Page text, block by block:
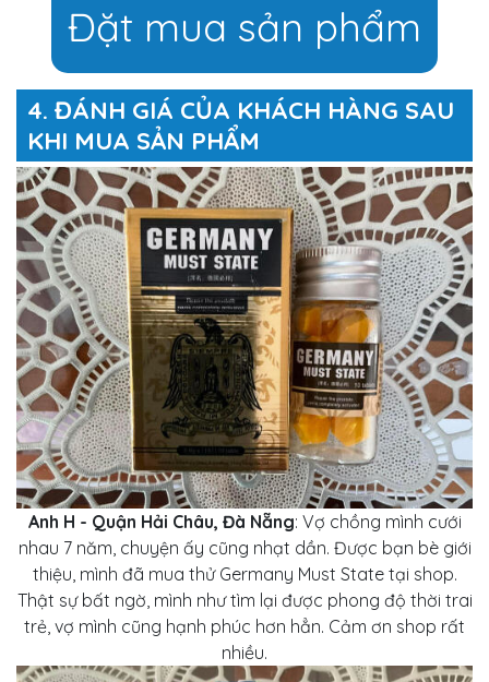
Đặt mua sản phẩm
4. ĐÁNH GIÁ CỦA KHÁCH HÀNG SAU
KHI MUA SẢN PHẨM
Anh H - Quận Hải Châu, Đà Nẵng: Vợ chồng mình cưới
nhau 7 năm, chuyện ấy cũng nhạt dần. Được bạn bè giới
thiệu, mình đã mua thử Germany Must State tại shop.
Thật sự bất ngờ, mình như tìm lại được phong độ thời trai
trẻ, vợ mình cũng hạnh phúc hơn hẳn. Cảm ơn shop rất
nhiều.